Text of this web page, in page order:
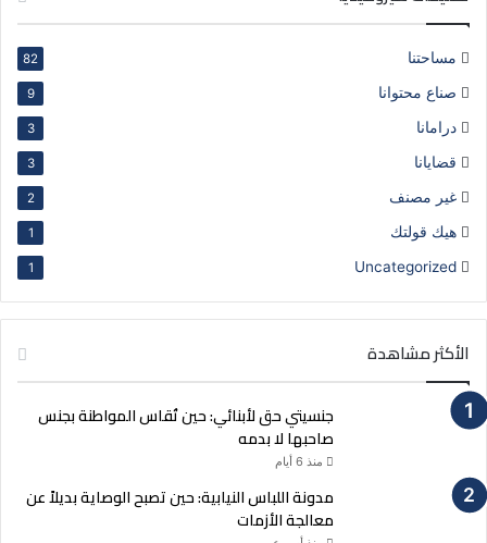
مساحتنا 82
صناع محتوانا 9
درامانا 3
قضايانا 3
غير مصنف 2
هيك قولتك 1
Uncategorized
1
الأكثر مشاهدة
جنسيتي حق لأبنائي: حين تُقاس المواطنة بجنس
صاحبها لا بدمه
منذ 6 أيام
مدونة اللباس النيابية: حين تصبح الوصاية بديلاً عن
معالجة الأزمات